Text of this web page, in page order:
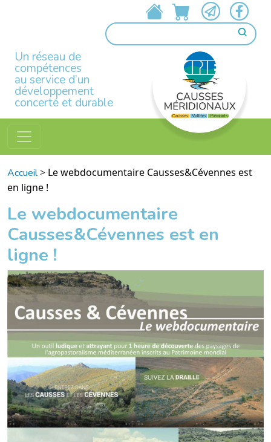
Un réseau de
compétences
au service d’un
développement
concerté et durable
Accueil> Le webdocumentaire Causses&Cévennes est
en ligne !
Le webdocumentaire
Causses&Cévennes est en
ligne !